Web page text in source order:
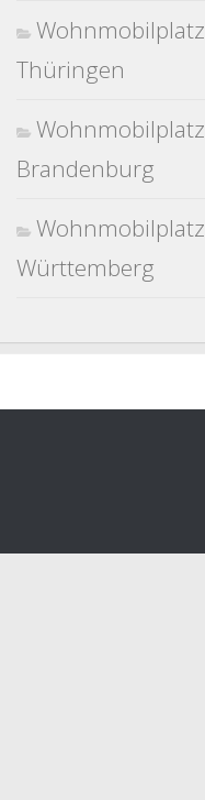
Thüringen
Brandenburg
Württemberg